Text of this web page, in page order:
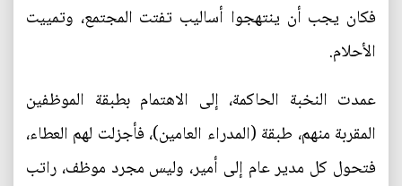
فكان يجب أن ينتهجوا أساليب تفتت المجتمع، وتمييت
الأحلام.
عمدت النخبة الحاكمة، إلى الاهتمام بطبقة الموظفين
المقربة منهم، طبقة (المدراء العامين)، فأجزلت لهم العطاء،
فتحول كل مدير عام إلى أمير، وليس مجرد موظف، راتب